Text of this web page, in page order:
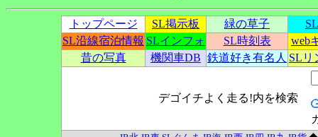
トップページ SL掲示板 緑の草子
SL沿線宿泊情報 SLインフォ SL時刻表
web
昔の写真
機関車DB 鉄道好き有名人 SLリ
デゴイチよく走る!内を検索